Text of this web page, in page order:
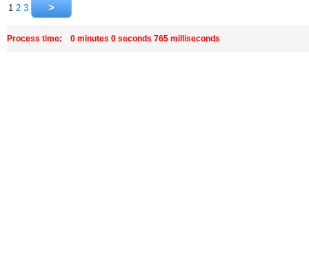
1 2 3
Process time: 0 minutes 0 seconds 765 milliseconds